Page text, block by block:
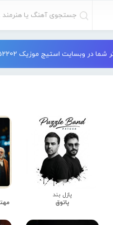
در وبسایت استیج موزیک 09379752202
پازل بند
پاتوق